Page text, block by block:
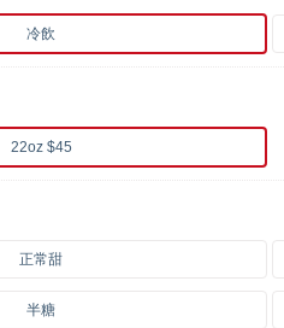
冷飲
22oz $45
正常甜
半糖